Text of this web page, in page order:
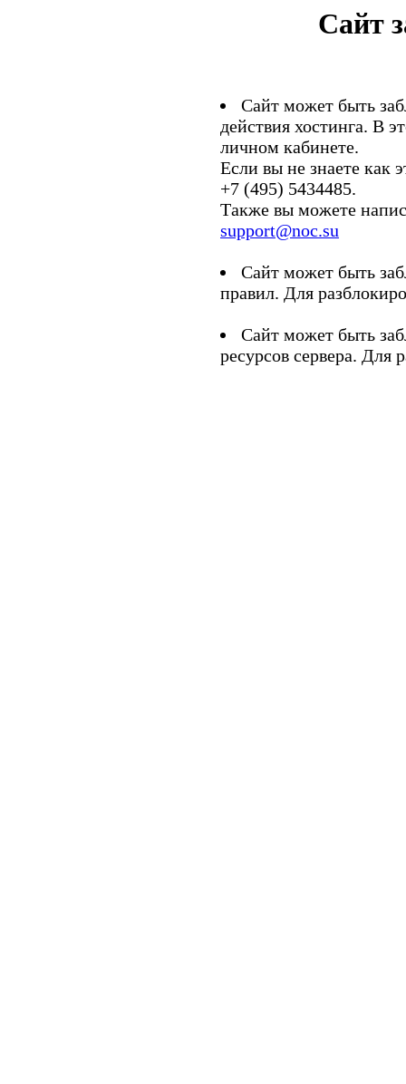
Сайт
Сайт может быть
действия хостинга. В
личном кабинете.
Если вы не знаете как
+7 (495) 5434485.
Также вы можете
support@noc.su
Сайт может быть
правил. Для
Сайт может быть
ресурсов сервера. Для